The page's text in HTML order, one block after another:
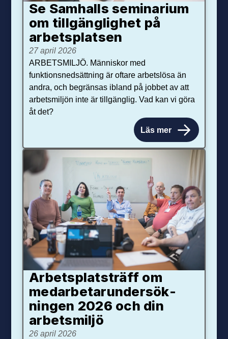
Se Samhalls seminarium
om tillgänglighet på
arbetsplatsen
27 april 2026
ARBETSMILJÖ. Människor med
funktionsnedsättning är oftare arbetslösa än
andra, och begränsas ibland på jobbet av att
arbetsmiljön inte är tillgänglig. Vad kan vi göra
åt det?
Läs mer
Arbetsplats­träff om
med­arbetar­under­sök­
ningen 2026 och din
arbets­miljö
26 april 2026